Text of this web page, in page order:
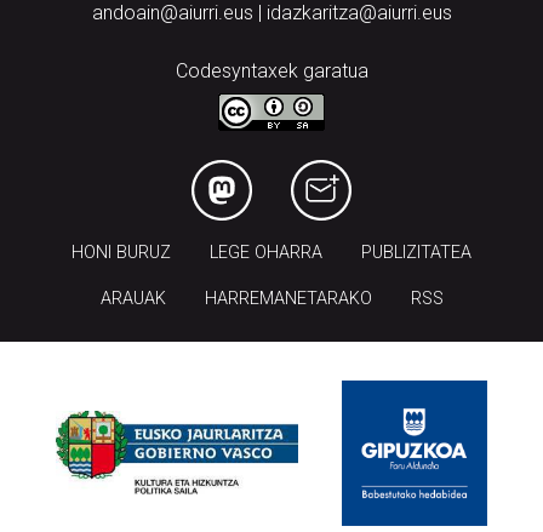
andoain@aiurri.eus | idazkaritza@aiurri.eus
Codesyntaxek garatua
HONI BURUZ LEGE OHARRA PUBLIZITATEA
ARAUAK HARREMANETARAKO RSS